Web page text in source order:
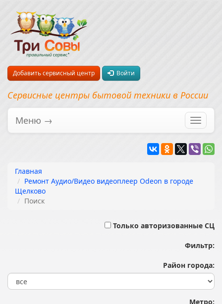
Добавить сервисный центр Войти
Сервисные центры бытовой техники в России
Меню →
Главная
Ремонт Аудио/Видео видеоплеер Odeon в городе
Щелково
Поиск
Только авторизованные СЦ
Фильтр:
Район города:
Метро: